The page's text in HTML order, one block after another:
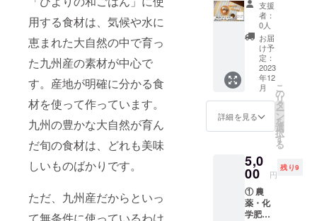
⽤する⾷材は、気候や水に
恵まれた大自然の中で育っ
た九州産の素材が中心で
す。産地が明確に分かる⾷
材を使って作っています。
九州の豊かな⼤⾃然が育ん
だ旬の⾷材は、どれも美味
しいものばかりです。
ただ、九州産だからといっ
ンで豚
肉を含
む製品
を生産
してい
ます ※
本品中
のしら
すは、
えび・
かに・
ていま
す。
限は製
造より3
カ月程
度、詳
細は食
品表示
にてご
確認く
ださ
い。 ※
じライ
ンで豚
む製品
を生産
してい
にぎり
の具10
包）
5,000
月齢12-
18ヶ
月：し
らす・
こまつ
な・人
参入り
り18g ※
送料無
料・冷
凍保存
※賞味期
限は製
支援
者：
0人
お届
け予
定：
2023
年12
月
詳細を見る
こ
の
リ
タ
ー
ン
を
選
択
す
る
5,0
00 円
残り9
① 農
薬・化
学肥料